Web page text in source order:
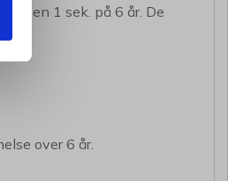
en 1 sek. på 6 år. De
over 6 år.